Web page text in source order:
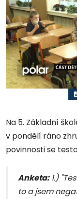
Na 5. Základní
v pondělí ráno
povinnosti se
Anketa:1.)
to a jsem